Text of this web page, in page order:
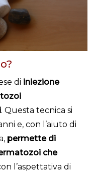
di iniezione
. Questa tecnica si
e, con l’aiuto di
permette di
che
l’aspettativa di